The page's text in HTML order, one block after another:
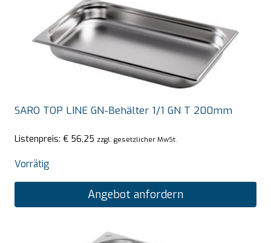
SARO TOP LINE GN-Behälter 1/1 GN T 200mm
Listenpreis: € 56,25 zzgl. gesetzlicher MwSt.
Vorrätig
Angebot anfordern